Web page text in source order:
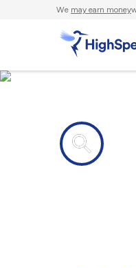
We may earn money